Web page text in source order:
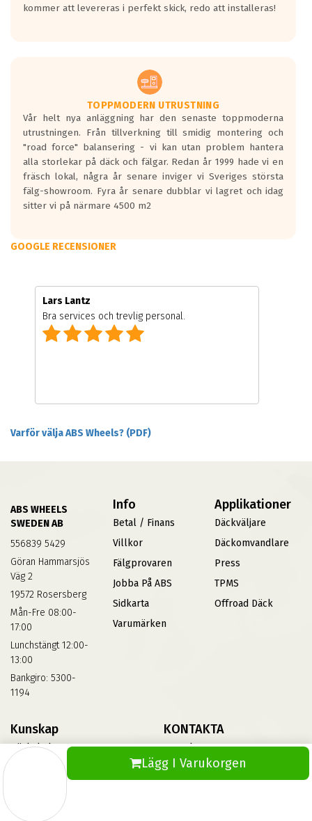
Lägg I Varukorgen
kommer att levereras i perfekt skick, redo att installeras!
TOPPMODERN UTRUSTNING
Vår helt nya anläggning har den senaste toppmoderna
utrustningen. Från tillverkning till smidig montering och
"road force" balansering - vi kan utan problem hantera
alla storlekar på däck och fälgar. Redan år 1999 hade vi en
fräsch lokal, några år senare inviger vi Sveriges största
fälg-showroom. Fyra år senare dubblar vi lagret och idag
sitter vi på närmare 4500 m2
GOOGLE RECENSIONER
Lars Lantz
Bra services och trevlig personal.
Varför välja ABS Wheels? (PDF)
ABS WHEELS
SWEDEN AB
556839 5429
Göran Hammarsjös
Väg 2
19572 Rosersberg
Mån-Fre 08:00-
17:00
Lunchstängt 12:00-
13:00
Bankgiro: 5300-
1194
Info
Betal / Finans
Villkor
Fälgprovaren
Jobba På ABS
Sidkarta
Varumärken
Applikationer
Däckväljare
Däckomvandlare
Press
TPMS
Offroad Däck
Kunskap
Däckskola
Informationsbank Av Däck
KONTAKTA
Kontakta Oss
Vinterdäck